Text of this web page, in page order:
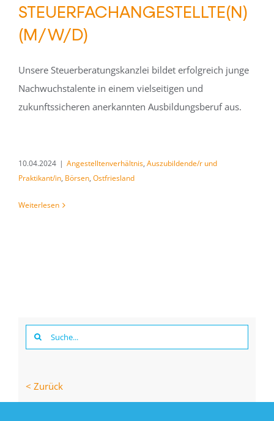
STEUERFACHANGESTELLTE(N)
(M/W/D)
Unsere Steuerberatungskanzlei bildet erfolgreich junge
Nachwuchstalente in einem vielseitigen und
zukunftssicheren anerkannten Ausbildungsberuf aus.
10.04.2024 | Angestelltenverhältnis, Auszubildende/r und
Praktikant/in, Börsen, Ostfriesland
Weiterlesen
Suche
nach:
< Zurück